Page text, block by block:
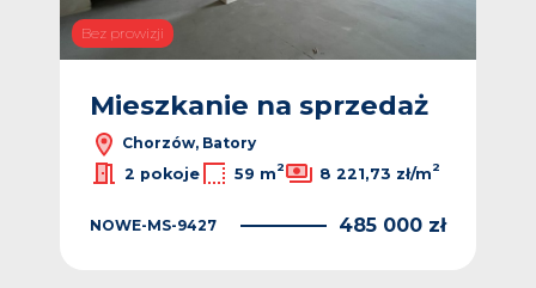
Bez prowizji
Mieszkanie na sprzedaż
Chorzów, Batory
2 pokoje
59 m2 8 221,73 zł/m2
NOWE-MS-9427 485 000 zł